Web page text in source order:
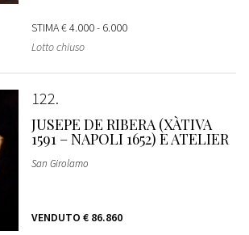
STIMA€ 4.000 - 6.000
Lotto chiuso
122
JUSEPE DE RIBERA (XÀTIVA
1591 – NAPOLI 1652) E ATELIER
San Girolamo
VENDUTO € 86.860